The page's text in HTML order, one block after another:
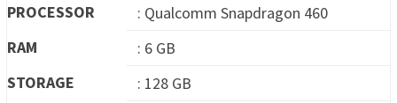
PROCESSOR
: Qualcomm Snapdragon 460
RAM
: 6 GB
STORAGE
: 128 GB